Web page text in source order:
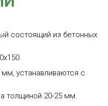
состоящий из бетонных
устанавливаются с
толщиной 20-25 мм.